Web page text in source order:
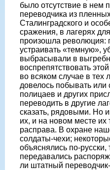
было отсутствие в нем
переводчика из
Сталинградского и
сражения, в лагерях
произошла революция:
устраивать «темную»,
выбрасывали в
воспрепятствовать
во всяком случае в тех
довелось побывать или
полицаев и других
переводить в другие
сказать, рядовыми. Но
их, и на новом месте
расправа. В охране
солдаты-чехи;
объяснялись по-русски,
передавались
ли штатный